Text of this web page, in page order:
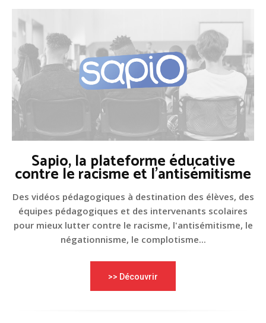
Sapio, la plateforme éducative
contre le racisme et l'antisémitisme
Des vidéos pédagogiques à destination des élèves, des
équipes pédagogiques et des intervenants scolaires
pour mieux lutter contre le racisme, l'antisémitisme, le
négationnisme, le complotisme...
>> Découvrir